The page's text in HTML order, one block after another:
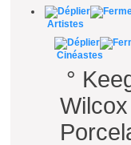
Artistes
Cinéastes
°